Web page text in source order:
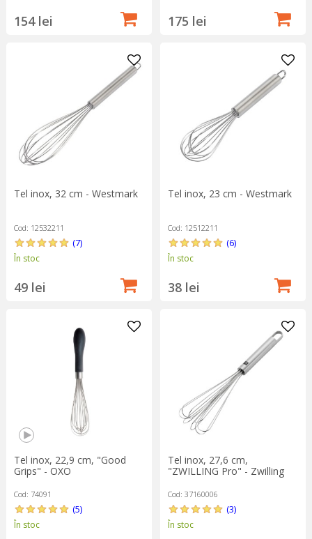
154 lei 175 lei
Tel inox, 32 cm - Westmark
Cod: 12532211
(7)
În stoc
49 lei
Tel inox, 23 cm - Westmark
Cod: 12512211
(6)
În stoc
38 lei
Tel inox, 22,9 cm, "Good
Grips" - OXO
Cod: 74091
(5)
În stoc
Tel inox, 27,6 cm,
"ZWILLING Pro" - Zwilling
Cod: 37160006
(3)
În stoc